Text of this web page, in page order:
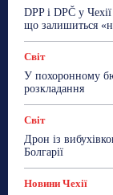
DPP і DPČ у
що залишиться
Світ
У похоронному
розкладання
Світ
Дрон із
Болгарії
Новини Чехії